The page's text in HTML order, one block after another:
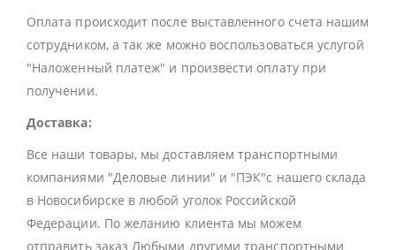
Оплата происходит после выставленного счета нашим
сотрудником, а так же можно воспользоваться услугой
"Наложенный платеж" и произвести оплату при
получении.
Доставка:
Все наши товары, мы доставляем транспортными
компаниями "Деловые линии" и "ПЭК"с нашего склада
в Новосибирске в любой уголок Российской
Федерации. По желанию клиента мы можем
отправить заказ Любыми другими транспортными